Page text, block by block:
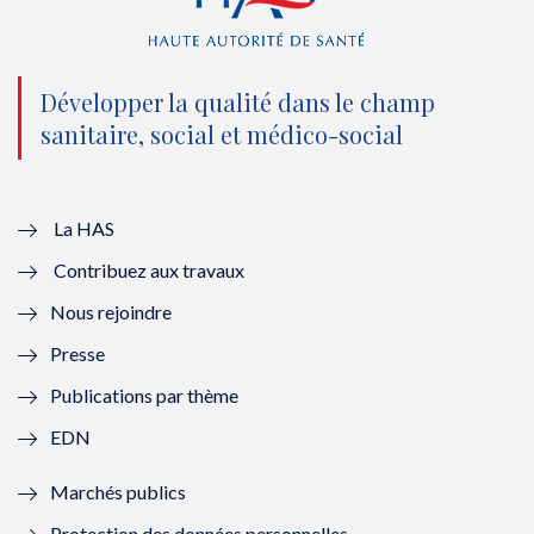
n
o
u
l
l
f
n
k
(
n
o
e
e
(
n
o
u
(
n
o
Développer la qualité dans le champ
sanitaire, social et médico-social
La HAS
Contribuez aux travaux
Nous rejoindre
Presse
Publications par thème
EDN
Marchés publics